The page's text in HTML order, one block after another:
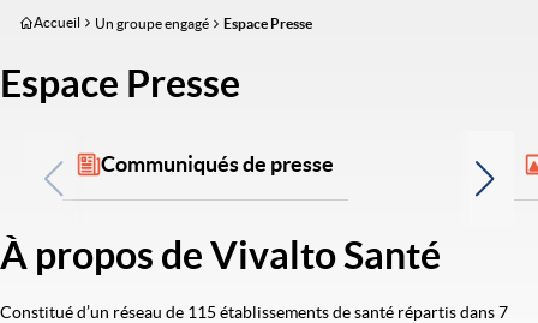
Aller
contenu
principal
Accueil Un groupe engagé Espace Presse
Espace Presse
Communiqués de presse
Image
À propos de Vivalto Santé
Constitué d’un réseau de 115 établissements de santé répartis dans 7